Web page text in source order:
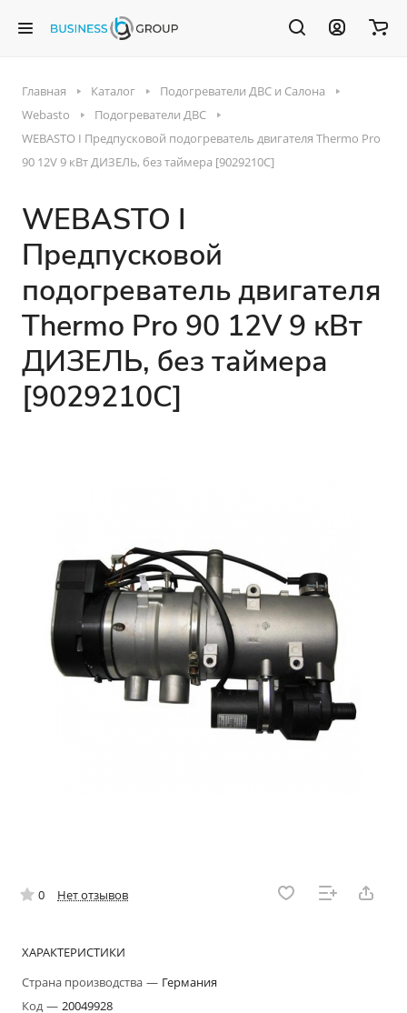
Главная Каталог
Подогреватели ДВС и Салона
Webasto
Подогреватели ДВС
WEBASTO I Предпусковой подогреватель двигателя Thermo Pro
90 12V 9 кВт ДИЗЕЛЬ, без таймера [9029210C]
WEBASTO I
Предпусковой
подогреватель двигателя
Thermo Pro 90 12V 9 кВт
ДИЗЕЛЬ, без таймера
[9029210C]
0 Нет отзывов
ХАРАКТЕРИСТИКИ
Страна производства — Германия
Код— 20049928